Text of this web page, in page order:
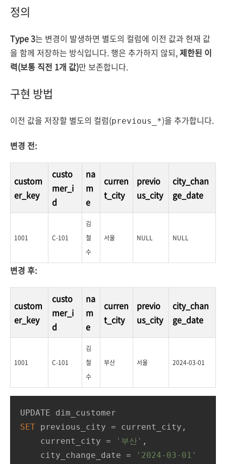
정의
Type 3는 변경이 발생하면 별도의 컬럼에 이전 값과 현재 값
을 함께 저장하는 방식입니다. 행은 추가하지 않되,제한된 이
력(보통 직전 1개 값)만 보존합니다.
구현 방법
이전 값을 저장할 별도의 컬럼(previous_*)을 추가합니다.
변경 전:
custom
er_key
custo
mer_i
d
na
m
e
curren
t_city
previo
us_city
city_chan
ge_date
1001 C-101
김
철
수
서울 NULL NULL
변경 후:
custom
er_key
custo
mer_i
d
na
m
e
curren
t_city
previo
us_city
city_chan
ge_date
1001 C-101
김
철
수
부산 서울 2024-03-01
SET previous_city = current_city,
    current_city
= '부산' ,
    city_change_date
= '2024-03-01'